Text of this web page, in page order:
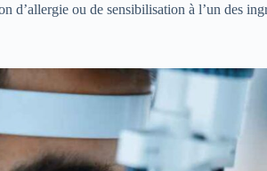
d’allergie ou de sensibilisation à l’un des